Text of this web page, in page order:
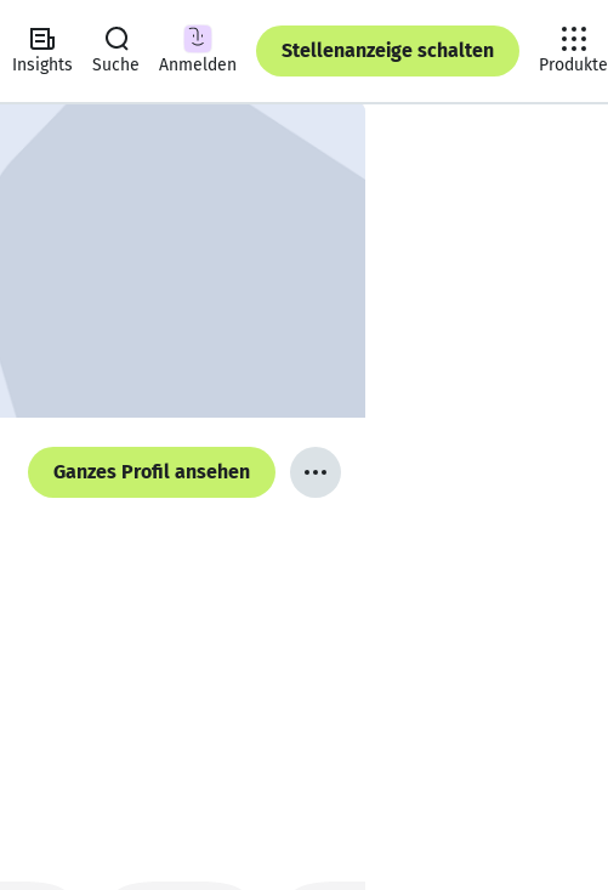
Insights Suche Anmelden
Stellenanzeige schalten
Produkte
Ganzes Profil ansehen